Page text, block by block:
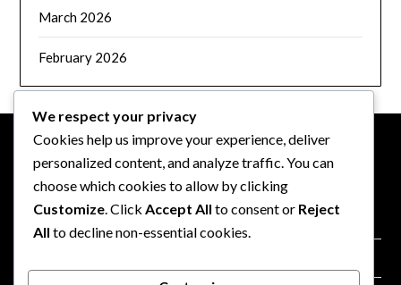
March 2026
February 2026
JURÍDICO
Termos de serviço
We respect your privacy
Cookies help us improve your experience, deliver
personalized content, and analyze traffic. You can
choose which cookies to allow by clicking
Customize . Click Accept All to consent or Reject
All to decline non-essential cookies.